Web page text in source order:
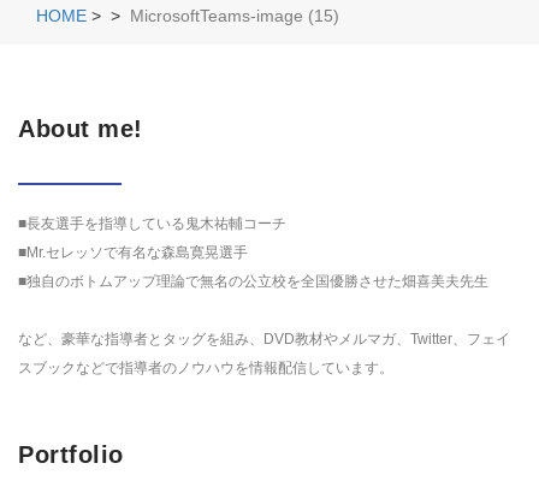
HOME > > MicrosoftTeams-image (15)
About me!
■長友選手を指導している鬼木祐輔コーチ
■Mr.セレッソで有名な森島寛晃選手
■独自のボトムアップ理論で無名の公立校を全国優勝させた畑喜美夫先生
など、豪華な指導者とタッグを組み、DVD教材やメルマガ、Twitter、フェイ
スブックなどで指導者のノウハウを情報配信しています。
Portfolio